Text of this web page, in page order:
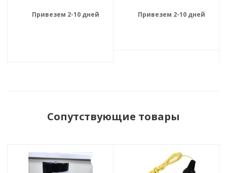
Привезем 2-10 дней Привезем 2-10 дней
Сопутствующие товары